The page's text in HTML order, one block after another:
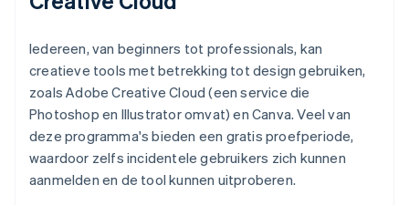
Iedereen, van beginners tot professionals, kan
creatieve tools met betrekking tot design gebruiken,
zoals Adobe Creative Cloud (een service die
Photoshop en Illustrator omvat) en Canva. Veel van
deze programma's bieden een gratis proefperiode,
waardoor zelfs incidentele gebruikers zich kunnen
aanmelden en de tool kunnen uitproberen.